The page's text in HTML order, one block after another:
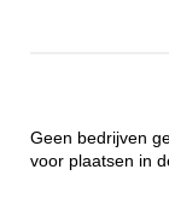
Geen bedrijven
voor plaatsen in